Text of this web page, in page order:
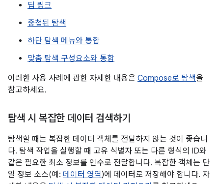
딥 링크
중첩된 탐색
하단 탐색 메뉴와 통합
맞춤 탐색 구성요소와 통합
이러한 사용 사례에 관한 자세한 내용은 Compose로 탐색을
참고하세요.
탐색 시 복잡한 데이터 검색하기
탐색할 때는 복잡한 데이터 객체를 전달하지 않는 것이 좋습니
다. 탐색 작업을 실행할 때 고유 식별자 또는 다른 형식의 ID와
같은 필요한 최소 정보를 인수로 전달합니다. 복잡한 객체는 단
일 정보 소스(예: 데이터 영역)에 데이터로 저장해야 합니다. 자